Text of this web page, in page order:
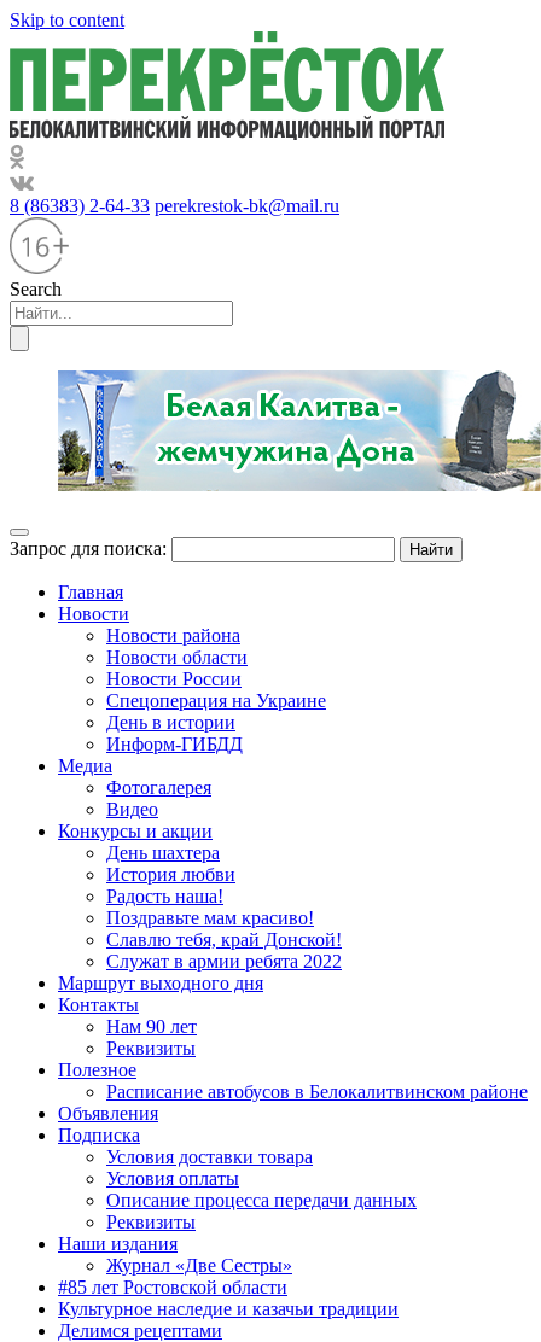
Skip to content
8 (86383) 2-64-33 perekrestok-bk@mail.ru
Search
Запрос для поиска:
Главная
Новости
Новости района
Новости области
Новости России
Спецоперация на Украине
День в истории
Информ-ГИБДД
Медиа
Фотогалерея
Видео
Конкурсы и акции
День шахтера
История любви
Радость наша!
Поздравьте мам красиво!
Славлю тебя, край Донской!
Служат в армии ребята 2022
Маршрут выходного дня
Контакты
Нам 90 лет
Реквизиты
Полезное
Расписание автобусов в Белокалитвинском районе
Объявления
Подписка
Условия доставки товара
Условия оплаты
Описание процесса передачи данных
Реквизиты
Наши издания
Журнал «Две Сестры»
#85 лет Ростовской области
Культурное наследие и казачьи традиции
Делимся рецептами